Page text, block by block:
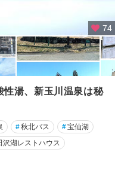
74
湯、新玉川温泉は秘
#秋北バス #宝仙湖
沢湖レストハウス